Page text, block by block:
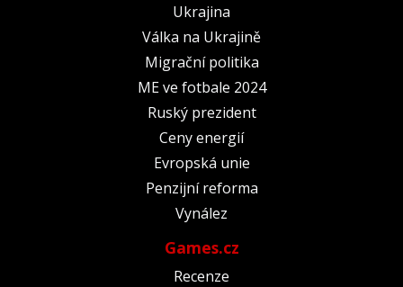
Ukrajina
Válka na Ukrajině
Migrační politika
ME ve fotbale 2024
Ruský prezident
Ceny energií
Evropská unie
Penzijní reforma
Vynález
Games.cz
Recenze